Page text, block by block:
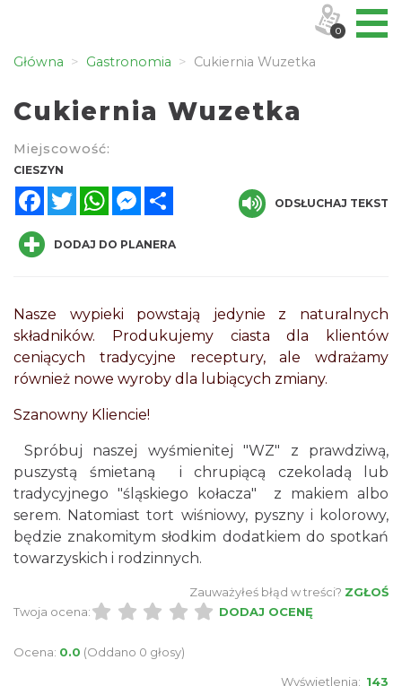
Główna Gastronomia Cukiernia Wuzetka
Cukiernia Wuzetka
Miejscowość:
CIESZYN
FacebookTwitterWhatsAppMessenger
ODSŁUCHAJ TEKST
DODAJ DO PLANERA
Nasze wypieki powstają jedynie z naturalnych
składników. Produkujemy ciasta dla klientów
ceniących tradycyjne receptury, ale wdrażamy
również nowe wyroby dla lubiących zmiany.
Szanowny Kliencie!
Spróbuj naszej wyśmienitej "WZ" z prawdziwą,
puszystą śmietaną i chrupiącą czekoladą lub
tradycyjnego "śląskiego kołacza" z makiem albo
serem. Natomiast tort wiśniowy, pyszny i kolorowy,
będzie znakomitym słodkim dodatkiem do spotkań
towarzyskich i rodzinnych.
Zauważyłeś błąd w treści? ZGŁOŚ
Twoja ocena:
DODAJ OCENĘ
Ocena: 0.0 (Oddano 0 głosy)
Wyświetlenia: 143
0